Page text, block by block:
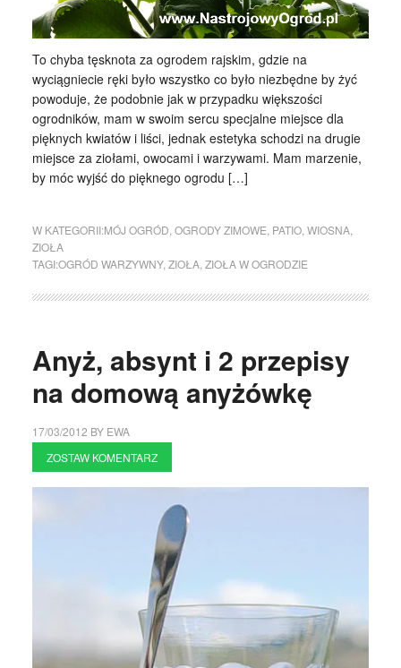
To chyba tęsknota za ogrodem rajskim, gdzie na
wyciągniecie ręki było wszystko co było niezbędne by żyć
powoduje, że podobnie jak w przypadku większości
ogrodników, mam w swoim sercu specjalne miejsce dla
pięknych kwiatów i liści, jednak estetyka schodzi na drugie
miejsce za ziołami, owocami i warzywami. Mam marzenie,
by móc wyjść do pięknego ogrodu […]
W KATEGORII:MÓJ OGRÓD OGRODY ZIMOWE PATIO, WIOSNA,
ZIOŁA
TAGI:OGRÓD WARZYWNY, ZIOŁA, ZIOŁA W OGRODZIE
Anyż, absynt i 2 przepisy
na domową anyżówkę
17/03/2012 BY EWA
ZOSTAW KOMENTARZ